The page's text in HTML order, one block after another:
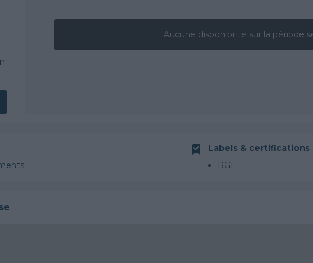
Aucune disponibilité sur la période
Labels & certifications
RGE